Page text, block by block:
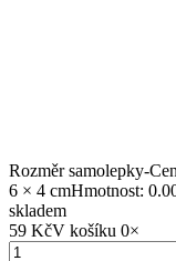
Rozměr samolepky-
6 × 4 cmHmotnost:
skladem
59 KčV košíku 0×